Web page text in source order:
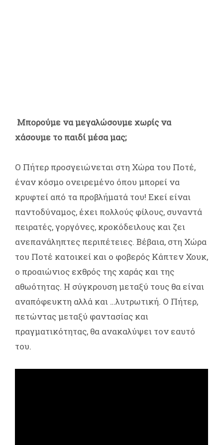
Μπορούμε να μεγαλώσουμε χωρίς να
χάσουμε το παιδί μέσα μας;
Ο Πήτερ προσγειώνεται στη Χώρα του Ποτέ,
έναν κόσμο ονειρεμένο όπου μπορεί να
κρυφτεί από τα προβλήματά του! Εκεί είναι
παντοδύναμος, έχει πολλούς φίλους, συναντά
πειρατές, γοργόνες, κροκόδειλους και ζει
ανεπανάληπτες περιπέτειες. Βέβαια, στη Χώρα
του Ποτέ κατοικεί και ο φοβερός Κάπτεν Χουκ,
ο προαιώνιος εχθρός της χαράς και της
αθωότητας. Η σύγκρουση μεταξύ τους θα είναι
αναπόφευκτη αλλά και …λυτρωτική. Ο Πήτερ,
πετώντας μεταξύ φαντασίας και
πραγματικότητας, θα ανακαλύψει τον εαυτό
του.